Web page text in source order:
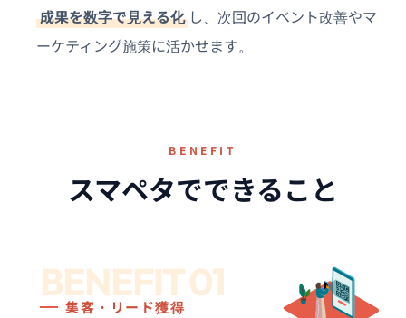
成果を数字で見える化 し、次回のイベント改善やマ
ーケティング施策に活かせます。
BENEFIT
スマペタでできること
BENEFIT 01
集客・リード獲得